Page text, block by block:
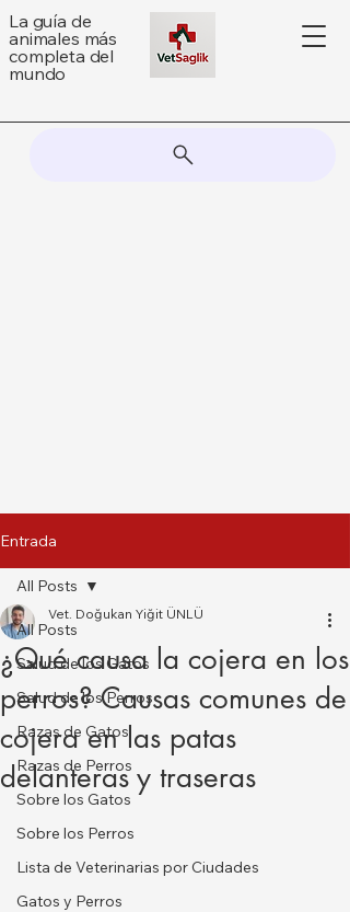
La guía de
animales más
completa del
mundo
Entrada
All Posts
Salud de los Gatos
Salud de los Perros
Razas de Gatos
Razas de Perros
Sobre los Gatos
Sobre los Perros
Lista de Veterinarias por Ciudades
Gatos y Perros
All Posts
¿Qué causa la cojera en los
perros? Causas comunes de
cojera en las patas
delanteras y traseras
Vet. Doğukan Yiğit ÜNLÜ